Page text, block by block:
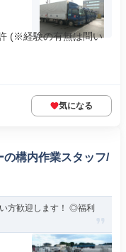
(※経験の有無は問い
気になる
構内作業スタッフ/
方歓迎します！ ◎福利